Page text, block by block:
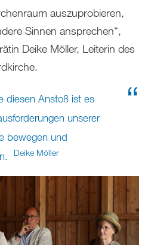
auszuprobieren,
Sinnen ansprechen“,
Deike Möller, Leiterin des
diesen Anstoß ist es
unserer
bewegen und
Deike Möller